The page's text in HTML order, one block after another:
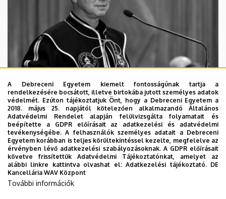
2026. augusztus 5.
Díszdoktorát gyászolja a Debreceni
Egyetem
INTÉZMÉNYI TTK TUDOMÁNY
A Debreceni Egyetem kiemelt fontosságúnak tartja a
rendelkezésére bocsátott, illetve birtokába jutott személyes adatok
védelmét. Ezúton tájékoztatjuk Önt, hogy a Debreceni Egyetem a
2018. május 25. napjától kötelezően alkalmazandó Általános
Adatvédelmi Rendelet alapján felülvizsgálta folyamatait és
beépítette a GDPR előírásait az adatkezelési és adatvédelmi
tevékenységébe. A felhasználók személyes adatait a Debreceni
Egyetem korábban is teljes körültekintéssel kezelte, megfelelve az
érvényben lévő adatkezelési szabályozásoknak. A GDPR előírásait
követve frissítettük Adatvédelmi Tájékoztatónkat, amelyet az
alábbi linkre kattintva olvashat el:Adatkezelési tájékoztató. DE
Kancellária WAV Központ
További információk